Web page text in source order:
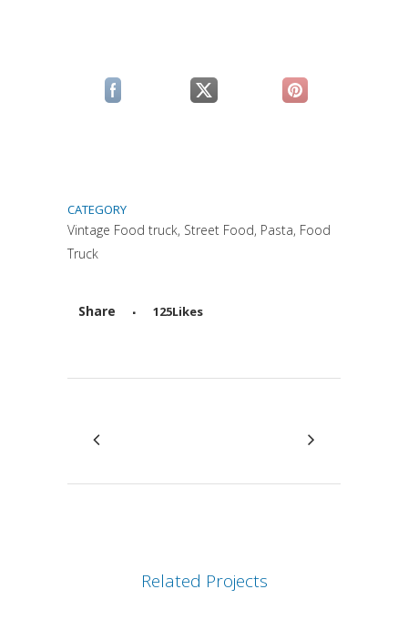
(si apre in una nuova scheda)
(si apre in una nuova scheda)
(si apre in una
CATEGORY
Vintage Food truck, Street Food, Pasta, Food
Truck
Share
Attiva comando
125Likes
Related Projects